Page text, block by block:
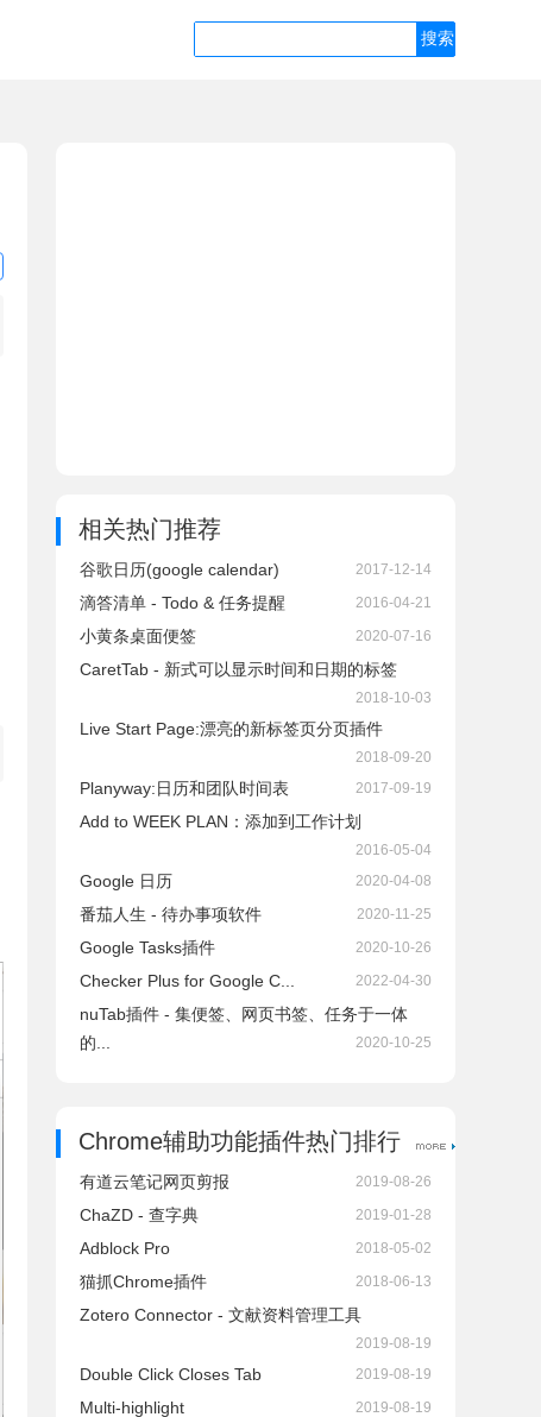
相关热门推荐
谷歌日历(google calendar) 2017-12-14
滴答清单 - Todo & 任务提醒 2016-04-21
小黄条桌面便签 2020-07-16
CaretTab - 新式可以显示时间和日期的标签
2018-10-03
Live Start Page:漂亮的新标签页分页插件
2018-09-20
Planyway:日历和团队时间表 2017-09-19
Add to WEEK PLAN：添加到工作计划
2016-05-04
Google 日历 2020-04-08
番茄人生 - 待办事项软件 2020-11-25
Google Tasks插件 2020-10-26
Checker Plus for Google C... 2022-04-30
nuTab插件 - 集便签、网页书签、任务于一体
的...
2020-10-25
Chrome辅助功能插件热门排行
有道云笔记网页剪报 2019-08-26
ChaZD - 查字典 2019-01-28
Adblock Pro 2018-05-02
猫抓Chrome插件 2018-06-13
Zotero Connector - 文献资料管理工具
2019-08-19
Double Click Closes Tab 2019-08-19
Multi-highlight 2019-08-19